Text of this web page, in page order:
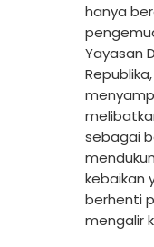
hanya
Yayasan
sebagai
kebaikan
berhenti
mengalir